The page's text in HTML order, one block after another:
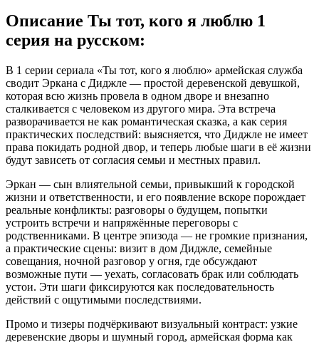
Описание Ты тот, кого я люблю 1
серия на русском:
В 1 серии сериала «Ты тот, кого я люблю» армейская служба
сводит Эркана с Диджле — простой деревенской девушкой,
которая всю жизнь провела в одном дворе и внезапно
сталкивается с человеком из другого мира. Эта встреча
разворачивается не как романтическая сказка, а как серия
практических последствий: выясняется, что Диджле не имеет
права покидать родной двор, и теперь любые шаги в её жизни
будут зависеть от согласия семьи и местных правил.
Эркан — сын влиятельной семьи, привыкший к городской
жизни и ответственности, и его появление вскоре порождает
реальные конфликты: разговоры о будущем, попытки
устроить встречи и напряжённые переговоры с
родственниками. В центре эпизода — не громкие признания,
а практические сцены: визит в дом Диджле, семейные
совещания, ночной разговор у огня, где обсуждают
возможные пути — уехать, согласовать брак или соблюдать
устои. Эти шаги фиксируются как последовательность
действий с ощутимыми последствиями.
Промо и тизеры подчёркивают визуальный контраст: узкие
деревенские дворы и шумный город, армейская форма как